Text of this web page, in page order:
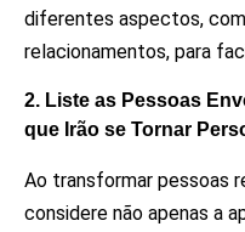
diferentes aspectos,
relacionamentos, para
2. Liste as Pessoas
que Irão se Tornar
Ao transformar pessoas
considere não apenas a